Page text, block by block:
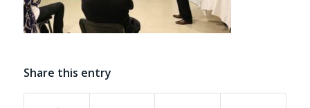
Share this entry